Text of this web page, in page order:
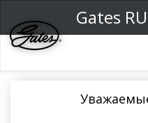
Gates